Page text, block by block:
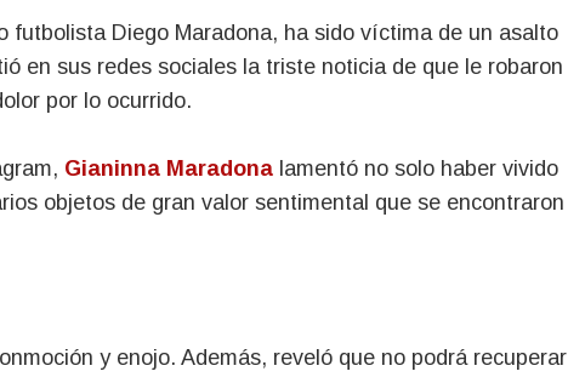
futbolista Diego Maradona, ha sido víctima de un asalto
en sus redes sociales la triste noticia de que le robaron
por lo ocurrido.
Gianinna Maradona lamentó no solo haber vivido
objetos de gran valor sentimental que se encontraron
y enojo. Además, reveló que no podrá recuperar